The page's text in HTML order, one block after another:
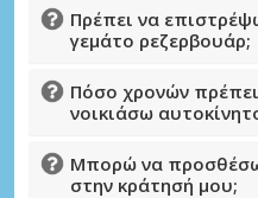
Πρέπει να
γεμάτο ρεζερβουάρ;
Πόσο χρονών πρέπει
νοικιάσω
Μπορώ να
στην κράτησή μου;